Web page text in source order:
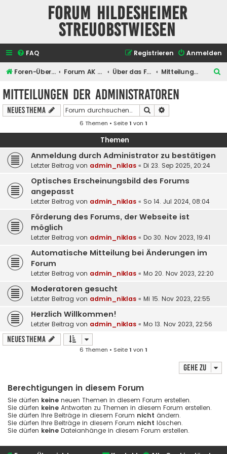
Forum Hildesheimer
Streuobstwiesen
FAQ Anmelden
Registrieren
Foren-Übersicht Forum AK Hildesheimer Streuobstwiesen Über das Forum selber Mitteilungen der Administratoren
Mitteilungen der Administratoren
Neues Thema Suche
6 Themen • Seite1 von 1
Themen
Anmeldung durch Administrator zu bestätigen
Letzter Beitrag von admin_niklas « Di 23. Sep 2025, 20:24
Optisches Erscheinungsbild des Forums
angepasst
Letzter Beitrag von admin_niklas « So 14. Jul 2024, 08:04
Förderung des Forums, der Webseite ist
möglich
Letzter Beitrag von admin_niklas « Do 30. Nov 2023, 19:41
Automatische Mitteilung bei Änderungen im
Forum
Letzter Beitrag von admin_niklas « Mo 20. Nov 2023, 22:20
Moderatoren gesucht
Letzter Beitrag von admin_niklas « Mi 15. Nov 2023, 22:55
Herzlich Willkommen!
Letzter Beitrag von admin_niklas « Mo 13. Nov 2023, 22:56
Neues Thema
6 Themen • Seite1 von 1
Gehe zu
Berechtigungen in diesem Forum
Sie dürfen keine neuen Themen in diesem Forum erstellen.
Sie dürfen keine Antworten zu Themen in diesem Forum erstellen.
Sie dürfen Ihre Beiträge in diesem Forum nicht ändern.
Sie dürfen Ihre Beiträge in diesem Forum nicht löschen.
Sie dürfen keine Dateianhänge in diesem Forum erstellen.